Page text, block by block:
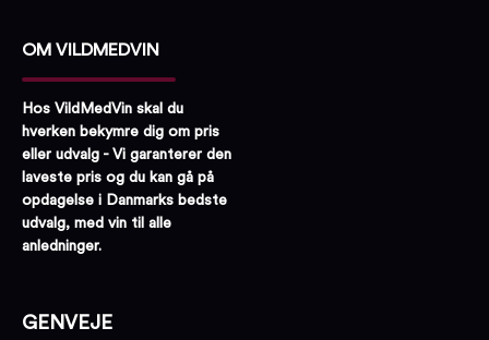
OM VILDMEDVIN
Hos VildMedVin skal du
hverken bekymre dig om pris
eller udvalg - Vi garanterer den
laveste pris og du kan gå på
opdagelse i Danmarks bedste
udvalg, med vin til alle
anledninger.
GENVEJE